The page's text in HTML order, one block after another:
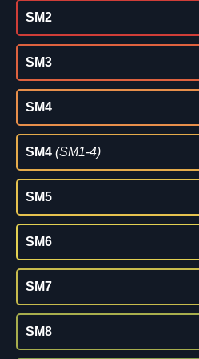
SM2
SM3
SM4
SM4 (SM1-4)
SM5
SM6
SM7
SM8